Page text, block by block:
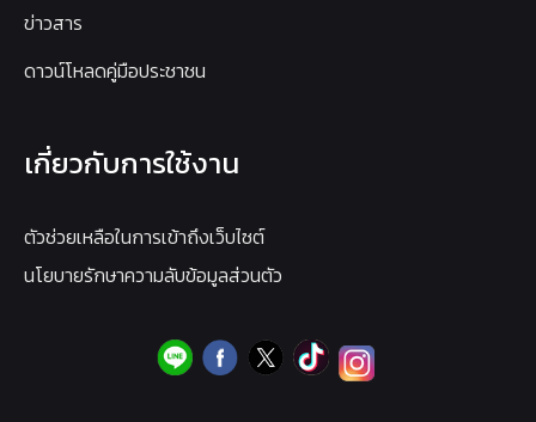
ข่าวสาร
ดาวน์โหลดคู่มือประชาชน
เกี่ยวกับการใช้งาน
ตัวช่วยเหลือในการเข้าถึงเว็บไซต์
นโยบายรักษาความลับข้อมูลส่วนตัว